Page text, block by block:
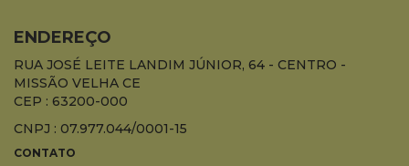
ENDEREÇO
RUA JOSÉ LEITE LANDIM JÚNIOR, 64 - CENTRO -
MISSÃO VELHA CE
CEP : 63200-000
CNPJ : 07.977.044/0001-15
CONTATO